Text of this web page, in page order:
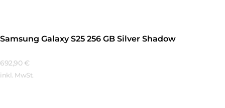
Samsung Galaxy S25 256 GB Silver Shadow
692,90 €
inkl. MwSt.